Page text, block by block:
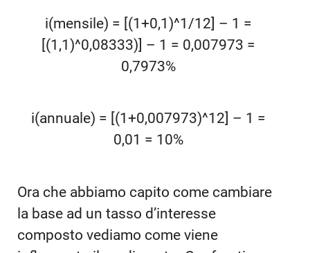
i(mensile) = [(1+0,1)^1/12] – 1 =
[(1,1)^0,08333)] – 1 = 0,007973 =
0,7973%
i(annuale) = [(1+0,007973)^12] – 1 =
0,01 = 10%
Ora che abbiamo capito come cambiare
la base ad un tasso d’interesse
composto vediamo come viene